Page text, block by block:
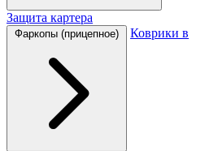
Защита картера
Фаркопы (прицепное) Коврики в